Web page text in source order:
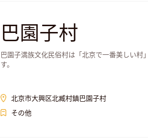
巴園子村
巴園子満族文化民俗村は「北京で一番美しい
す。
北京市大興区北臧村鎮巴園子村
その他